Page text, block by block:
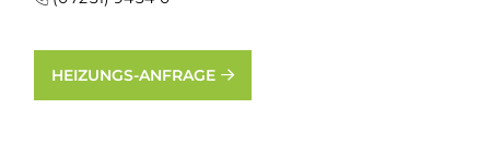
HEIZUNGS-ANFRAGE